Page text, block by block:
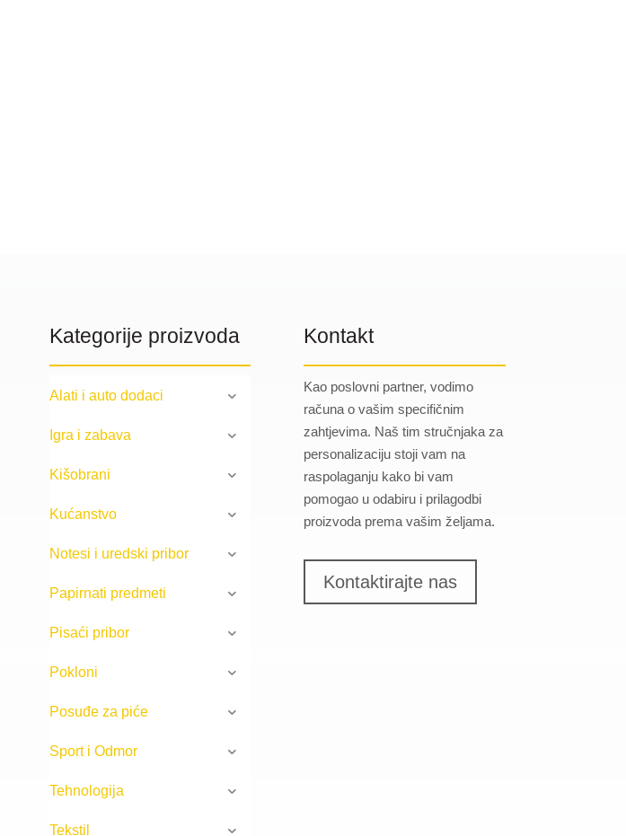
Kategorije proizvoda
Alati i auto dodaci
Igra i zabava
Kišobrani
Kućanstvo
Notesi i uredski pribor
Papirnati predmeti
Pisaći pribor
Pokloni
Posuđe za piće
Sport i Odmor
Tehnologija
Tekstil
Kontakt
Kao poslovni partner, vodimo
računa o vašim specifičnim
zahtjevima. Naš tim stručnjaka za
personalizaciju stoji vam na
raspolaganju kako bi vam
pomogao u odabiru i prilagodbi
proizvoda prema vašim željama.
Kontaktirajte nas